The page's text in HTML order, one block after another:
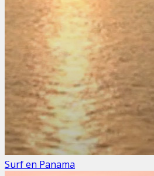
Surf en Panama